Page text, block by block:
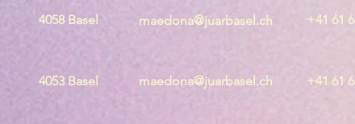
4058 Basel maedona@juarbasel.ch +41 61
4053 Basel +41 61
maedona@juarbasel.ch